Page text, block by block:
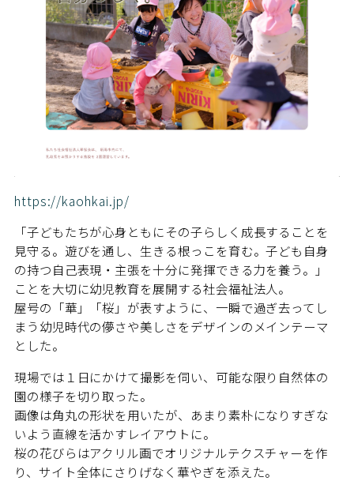
https://kaohkai.jp/
「子どもたちが心身ともにその子らしく成長することを
見守る。遊びを通し、生きる根っこを育む。子ども自身
の持つ自己表現・主張を十分に発揮できる力を養う。」
ことを大切に幼児教育を展開する社会福祉法人。
屋号の「華」「桜」が表すように、一瞬で過ぎ去ってし
まう幼児時代の儚さや美しさをデザインのメインテーマ
とした。
現場では１日にかけて撮影を伺い、可能な限り自然体の
園の様子を切り取った。
画像は角丸の形状を用いたが、あまり素朴になりすぎな
いよう直線を活かすレイアウトに。
桜の花びらはアクリル画でオリジナルテクスチャーを作
り、サイト全体にさりげなく華やぎを添えた。